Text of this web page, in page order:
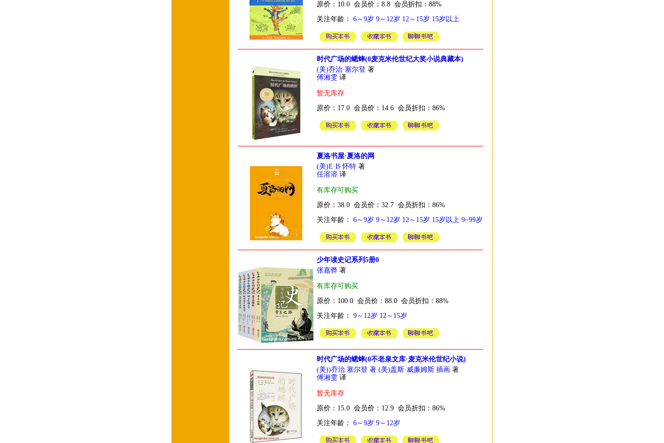
原价：10.0 会员价：8.8 会员折扣：88%
关注年龄： 6～9岁 9～12岁 12～15岁 15岁以上
时代广场的蟋蟀(0麦克米伦世纪大奖小说典藏本)
(美)乔治·塞尔登 著
傅湘雯 译
暂无库存
原价：17.0 会员价：14.6 会员折扣：86%
夏洛书屋·夏洛的网
(美)E·B·怀特 著
任溶溶 译
有库存可购买
原价：38.0 会员价：32.7 会员折扣：86%
关注年龄： 6～9岁 9～12岁 12～15岁 15岁以上 9~99岁
少年读史记系列5册0
张嘉骅 著
有库存可购买
原价：100.0 会员价：88.0 会员折扣：88%
关注年龄： 9～12岁 12～15岁
时代广场的蟋蟀(0不老泉文库·麦克米伦世纪小说)
(美))乔治.塞尔登 著 (美)盖斯·威廉姆斯 插画 著
傅湘雯 译
暂无库存
原价：15.0 会员价：12.9 会员折扣：86%
关注年龄： 6～9岁 9～12岁